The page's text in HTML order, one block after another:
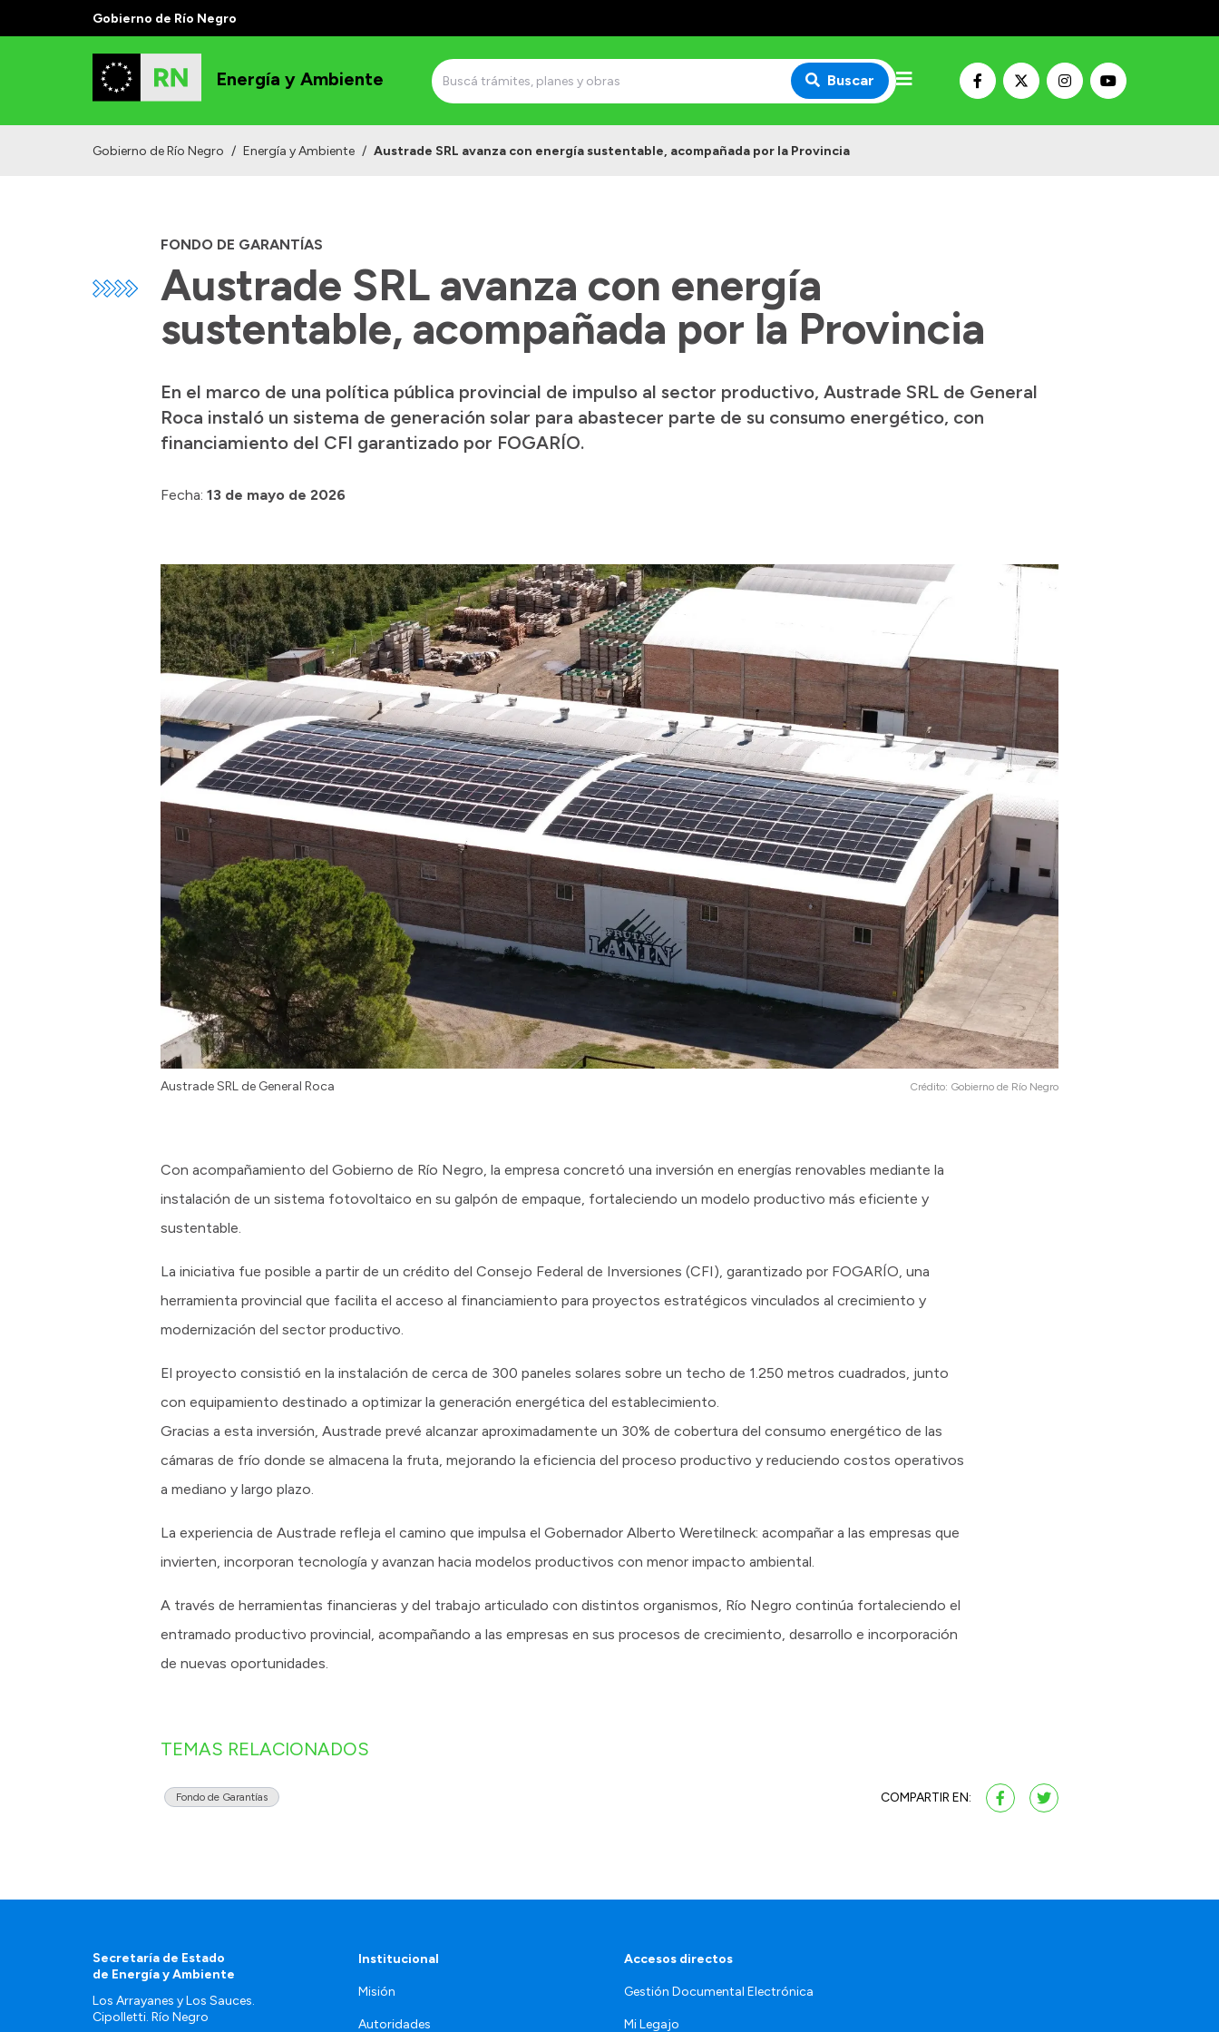
Gobierno de Río Negro
Energía y Ambiente Buscar
Gobierno de Río Negro / Energía y Ambiente / Austrade SRL avanza con energía sustentable, acompañada por la Provincia
FONDO DE GARANTÍAS
Austrade SRL avanza con energía
sustentable, acompañada por la Provincia
En el marco de una política pública provincial de impulso al sector productivo, Austrade SRL de General
Roca instaló un sistema de generación solar para abastecer parte de su consumo energético, con
financiamiento del CFI garantizado por FOGARÍO.
Fecha: 13 de mayo de 2026
Austrade SRL de General Roca Crédito: Gobierno de Río Negro
Con acompañamiento del Gobierno de Río Negro, la empresa concretó una inversión en energías renovables mediante la
instalación de un sistema fotovoltaico en su galpón de empaque, fortaleciendo un modelo productivo más eficiente y
sustentable.
La iniciativa fue posible a partir de un crédito del Consejo Federal de Inversiones (CFI), garantizado por FOGARÍO, una
herramienta provincial que facilita el acceso al financiamiento para proyectos estratégicos vinculados al crecimiento y
modernización del sector productivo.
El proyecto consistió en la instalación de cerca de 300 paneles solares sobre un techo de 1.250 metros cuadrados, junto
con equipamiento destinado a optimizar la generación energética del establecimiento.
Gracias a esta inversión, Austrade prevé alcanzar aproximadamente un 30% de cobertura del consumo energético de las
cámaras de frío donde se almacena la fruta, mejorando la eficiencia del proceso productivo y reduciendo costos operativos
a mediano y largo plazo.
La experiencia de Austrade refleja el camino que impulsa el Gobernador Alberto Weretilneck: acompañar a las empresas que
invierten, incorporan tecnología y avanzan hacia modelos productivos con menor impacto ambiental.
A través de herramientas financieras y del trabajo articulado con distintos organismos, Río Negro continúa fortaleciendo el
entramado productivo provincial, acompañando a las empresas en sus procesos de crecimiento, desarrollo e incorporación
de nuevas oportunidades.
TEMAS RELACIONADOS
Fondo de Garantías COMPARTIR EN:
Secretaría de Estado
de Energía y Ambiente
Los Arrayanes y Los Sauces.
Cipolletti. Río Negro
Institucional
Misión
Autoridades
Accesos directos
Gestión Documental Electrónica
Mi Legajo